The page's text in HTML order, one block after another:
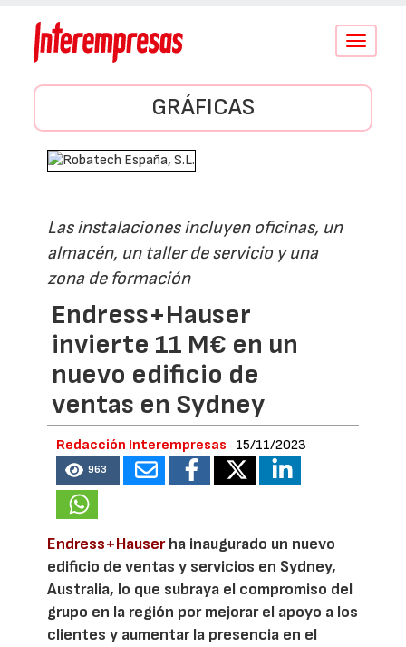
Conmutar
GRÁFICAS
Las instalaciones incluyen oficinas, un
almacén, un taller de servicio y una
zona de formación
Endress+Hauser
invierte 11 M€ en un
nuevo edificio de
ventas en Sydney
Redacción Interempresas 15/11/2023
963
Endress+Hauserha inaugurado un nuevo
edificio de ventas y servicios en Sydney,
Australia, lo que subraya el compromiso del
grupo en la región por mejorar el apoyo a los
clientes y aumentar la presencia en el